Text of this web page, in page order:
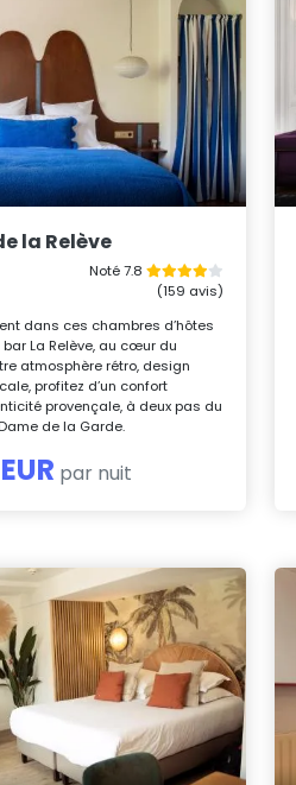
la Relève
Noté 7.8
(159 avis)
dans ces chambres d’hôtes
La Relève, au cœur du
atmosphère rétro, design
profitez d’un confort
provençale, à deux pas du
de la Garde.
par nuit